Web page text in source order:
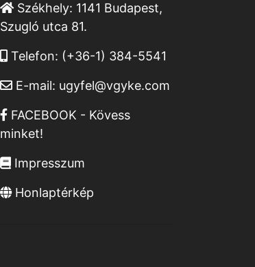
Székhely: 1141 Budapest,
Szugló utca 81.
Telefon: (+36-1) 384-5541
E-mail: ugyfel@vgyke.com
FACEBOOK - Kövess
minket!
Impresszum
Honlaptérkép